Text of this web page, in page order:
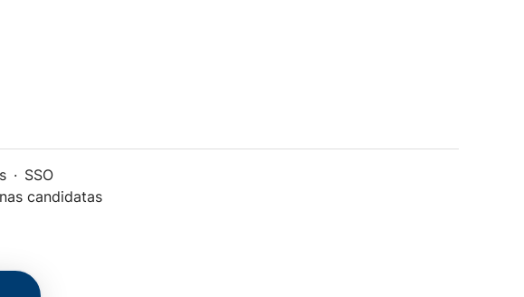
· SSO
candidatas